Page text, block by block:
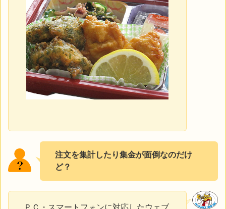
注文を集計したり集金が面倒なのだけ
ど？
ＰＣ・スマートフォンに対応したウェブ